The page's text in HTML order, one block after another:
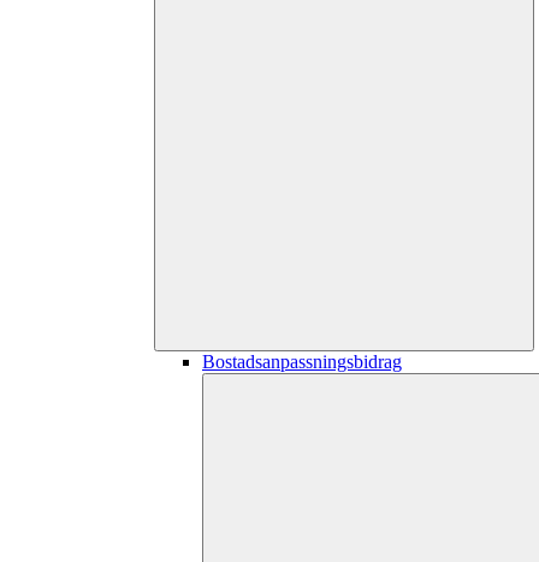
Bostadsanpassningsbidrag